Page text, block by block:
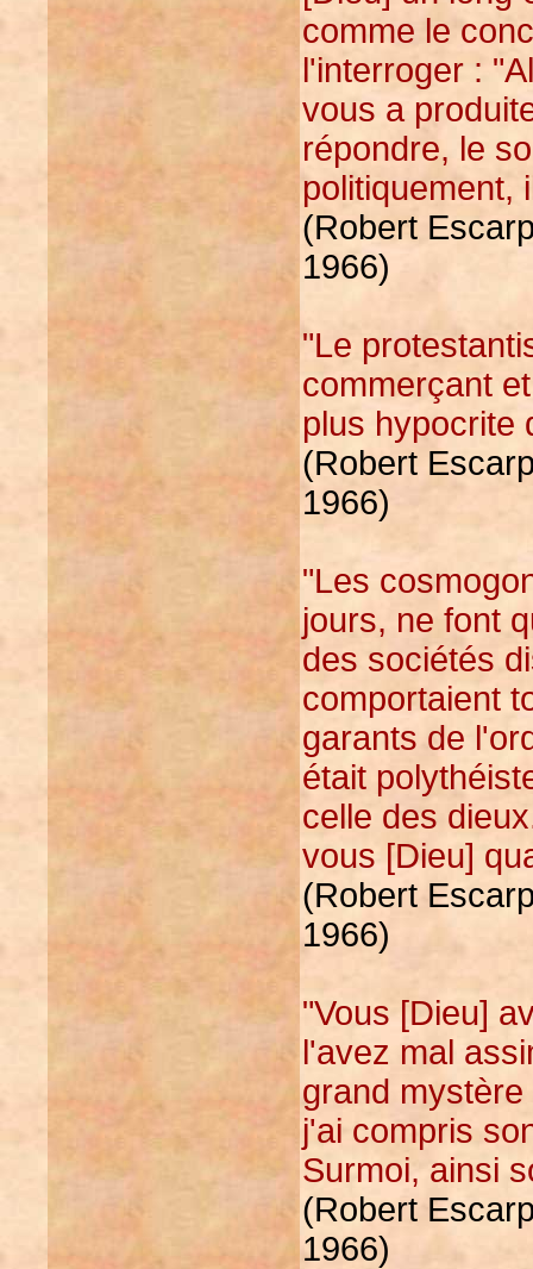
comme le
l'interroger :
vous a
répondre, le
politiquement,
(Robert
1966)
"Le
commerçant
plus hypocrite
(Robert
1966)
"Les
jours, ne font
des sociétés
comportaient
garants de
était
celle des
vous [Dieu]
(Robert
1966)
"Vous [Dieu]
l'avez mal
grand
j'ai compris
Surmoi, ainsi
(Robert
1966)